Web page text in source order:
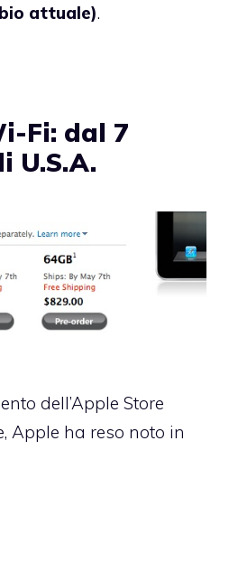
attuale).
Fi: dal 7
U.S.A.
dell’Apple Store
Apple ha reso noto in